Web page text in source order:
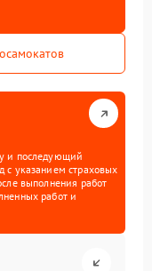
и последующий
с указанием страховых
выполнения работ
работ и